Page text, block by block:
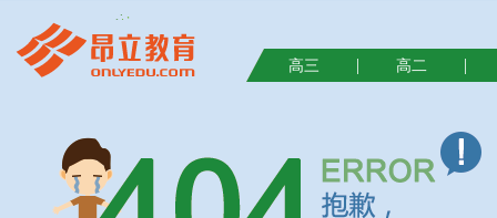
高三 | 高二 |